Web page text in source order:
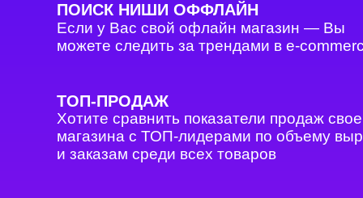
ТОП-ПРОДАЖ
Хотите сравнить показатели продаж
магазина с ТОП-лидерами по объему
и заказам среди всех товаров
ПОИСК НИШИ ОФФЛАЙН
Если у Вас свой офлайн магазин — Вы
можете следить за трендами в e-